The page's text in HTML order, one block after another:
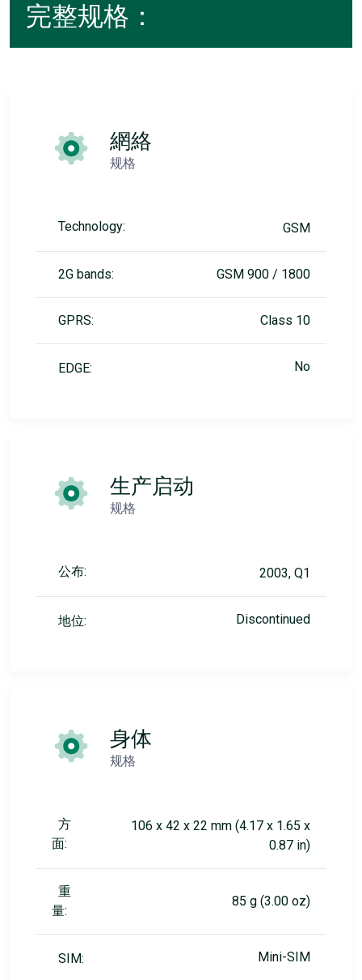
完整规格：
網絡
规格
Technology: GSM
2G bands: GSM 900 / 1800
GPRS: Class 10
EDGE: No
生产启动
规格
公布: 2003, Q1
地位: Discontinued
身体
规格
方
面:
106 x 42 x 22 mm (4.17 x 1.65 x
0.87 in)
重
量:
85 g (3.00 oz)
SIM: Mini-SIM